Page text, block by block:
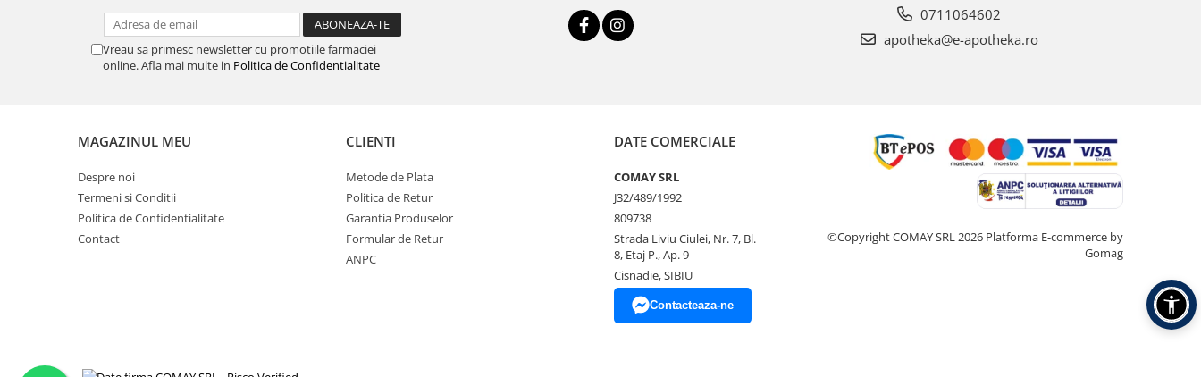
Vreau sa primesc newsletter cu promotiile farmaciei
online. Afla mai multe in Politica de Confidentialitate
0711064602
apotheka@e-apotheka.ro
MAGAZINUL MEU
Despre noi
Termeni si Conditii
Politica de Confidentialitate
Contact
CLIENTI
Metode de Plata
Politica de Retur
Garantia Produselor
Formular de Retur
ANPC
DATE COMERCIALE
COMAY SRL
J32/489/1992
809738
Strada Liviu Ciulei, Nr. 7, Bl.
8, Etaj P., Ap. 9
Cisnadie, SIBIU
Contacteaza-ne
©Copyright COMAY SRL 2026 Platforma E-commerce by
Gomag